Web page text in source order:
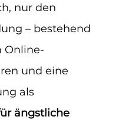
nur den
– bestehend
Online-
und eine
als
ängstliche